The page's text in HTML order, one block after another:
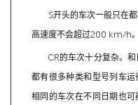
S开头的车次一般只在
高速度不会超过200 km/h。
CR的车次十分复杂。
都有很多种类和型号列车运
相同的车次在不同日期也